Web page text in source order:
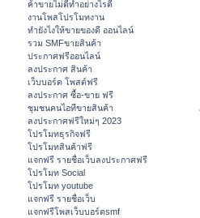
ค้าขายไม่ดีทำอย่างไรดี
งานโพสโปรโมทงาน
ทํายังไงให้ขายของดี ออนไลน์
รวม SMFขายสินค้า
ประกาศฟรีออนไลน์
ลงประกาศ สินค้า
เว็บบอร์ด โพสต์ฟรี
ลงประกาศ ซื้อ-ขาย ฟรี
ชุมชนคนไอทีขายสินค้า
ลงประกาศฟรีใหม่ๆ 2023
โปรโมทธุรกิจฟรี
โปรโมทสินค้าฟรี
แจกฟรี รายชื่อเว็บลงประกาศฟรี
โปรโมท Social
โปรโมท youtube
แจกฟรี รายชื่อเว็บ
แจกฟรีโพสเว็บบอร์ดsmf